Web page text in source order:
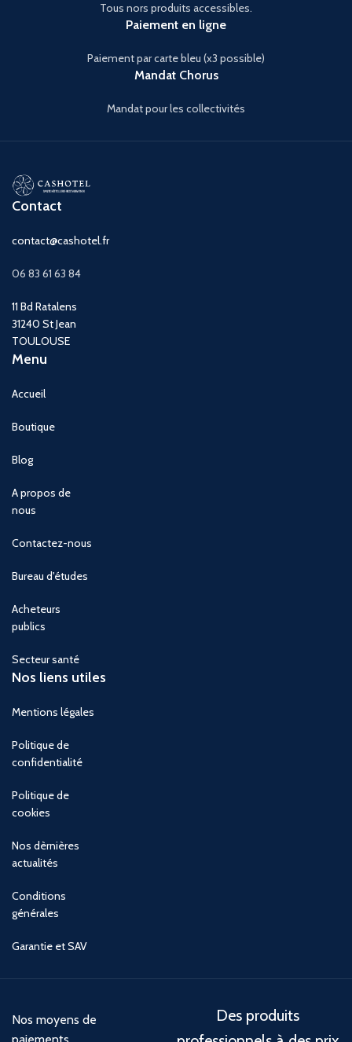
Tous nors produits accessibles.
Paiement en ligne
Paiement par carte bleu (x3 possible)
Mandat Chorus
Mandat pour les collectivités
Contact
contact@cashotel.fr
06 83 61 63 84
11 Bd Ratalens
31240 St Jean
TOULOUSE
Menu
Accueil
Boutique
Blog
A propos de
nous
Contactez-nous
Bureau d'études
Acheteurs
publics
Secteur santé
Nos liens utiles
Mentions légales
Politique de
confidentialité
Politique de
cookies
Nos dèrnières
actualités
Conditions
générales
Garantie et SAV
Nos moyens de
Des produits